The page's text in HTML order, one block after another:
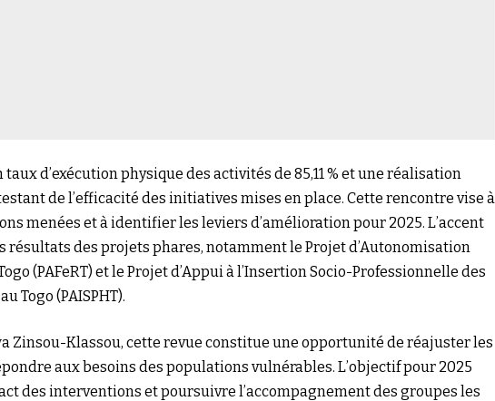
d’exécution physique des activités de 85,11 % et une réalisation
de l’efficacité des initiatives mises en place. Cette rencontre vise à
menées et à identifier les leviers d’amélioration pour 2025. L’accent
résultats des projets phares, notamment le Projet d’Autonomisation
(PAFeRT) et le Projet d’Appui à l’Insertion Socio-Professionnelle des
Togo (PAISPHT).
Zinsou-Klassou, cette revue constitue une opportunité de réajuster les
aux besoins des populations vulnérables. L’objectif pour 2025
des interventions et poursuivre l’accompagnement des groupes les